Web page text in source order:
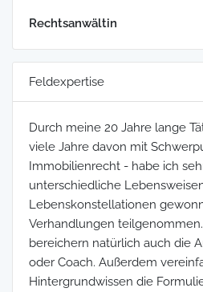
Rechtsanwältin
Feldexpertise
Durch meine 20 Jahre lange
viele Jahre davon mit
Immobilienrecht - habe ich
unterschiedliche
Lebenskonstellationen
Verhandlungen
bereichern natürlich auch die
oder Coach. Außerdem
Hintergrundwissen die